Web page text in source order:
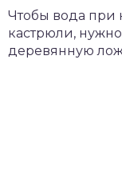
Чтобы вода при
кастрюли,
деревянную